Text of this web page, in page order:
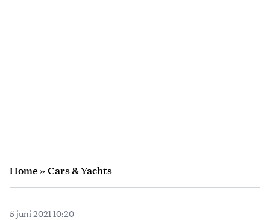
Home»Cars & Yachts
5 juni 2021 10:20